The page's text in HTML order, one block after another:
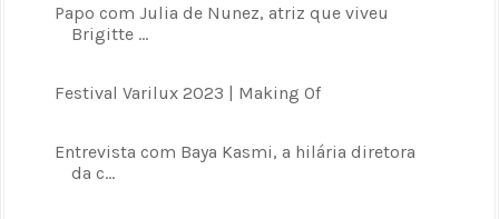
Papo com Julia de Nunez, atriz que viveu
Brigitte ...
Festival Varilux 2023 | Making Of
Entrevista com Baya Kasmi, a hilária diretora
da c...